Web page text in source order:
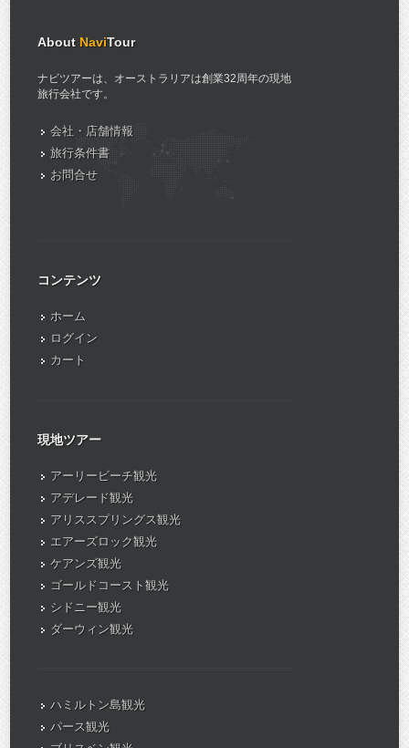
About NaviTour
ナビツアーは、オーストラリアは創業32周年の現地
旅行会社です。
会社・店舗情報
旅行条件書
お問合せ
コンテンツ
ホーム
ログイン
カート
現地ツアー
アーリービーチ観光
アデレード観光
アリススプリングス観光
エアーズロック観光
ケアンズ観光
ゴールドコースト観光
シドニー観光
ダーウィン観光
ハミルトン島観光
パース観光